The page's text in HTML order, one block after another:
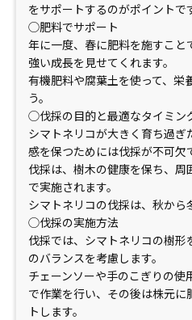
をサポートするのがポイントで
◯肥料でサポート
年に一度、春に肥料を施すこと
強い成長を見せてくれます。
有機肥料や腐葉土を使って、栄
う。
◯伐採の目的と最適なタイミン
シマトネリコが大きく育ち過
感を保つためには伐採が不可欠
伐採は、樹木の健康を保ち、
で実施されます。
シマトネリコの伐採は、秋から
◯伐採の実施方法
伐採では、シマトネリコの樹形
のバランスを考慮します。
チェーンソーや手のこぎりの
で作業を行い、その後は株元
トします。